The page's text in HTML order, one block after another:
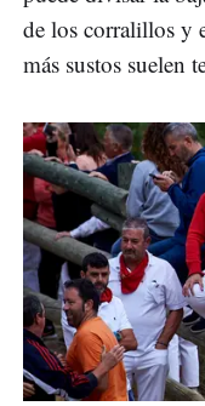
de los corralillos y
más sustos suelen